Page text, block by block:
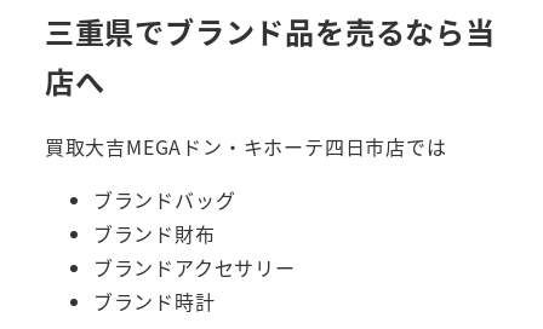
三重県でブランド品を売るなら当
店へ
買取大吉MEGAドン・キホーテ四日市店では
ブランドバッグ
ブランド財布
ブランドアクセサリー
ブランド時計